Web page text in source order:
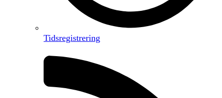
Tidsregistrering